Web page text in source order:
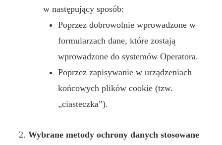
w następujący sposób:
Poprzez dobrowolnie wprowadzone w
formularzach dane, które zostają
wprowadzone do systemów Operatora.
Poprzez zapisywanie w urządzeniach
końcowych plików cookie (tzw.
„ciasteczka”).
Wybrane metody ochrony danych stosowane